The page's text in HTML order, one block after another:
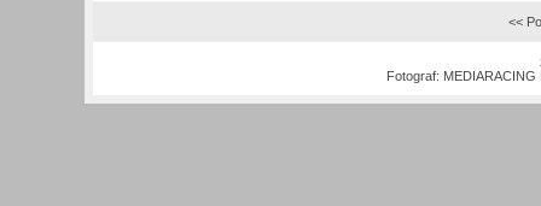
<<
Fotograf: MEDIARACING